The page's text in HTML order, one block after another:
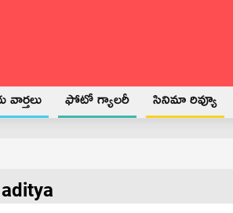
ఫోటో గ్యాలరీ సినిమా రివ్యూ